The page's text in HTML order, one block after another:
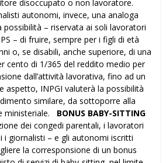
disoccupato o non lavoratore.
autonomi, invece, una analoga
possibilità – riservata ai soli lavoratori
– di fruire, sempre per i figli di età
o, se disabili, anche superiore, di una
cento di 1/365 del reddito medio per
dall’attività lavorativa, fino ad un
aspetto, INPGI valuterà la possibilità
similare, da sottoporre alla
ministeriale. BONUS BABY-SITTING
dei congedi parentali, i lavoratori
i giornalisti – e gli autonomi iscritti
la corresponsione di un bonus